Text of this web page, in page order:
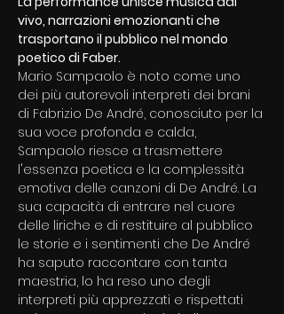
vivo, narrazioni emozionanti che
trasportano il pubblico nel mondo
poetico di Faber.
Mario Sampaolo è noto come uno
dei più autorevoli interpreti dei brani
di Fabrizio De André, conosciuto per la
sua voce profonda e calda,
Sampaolo riesce a trasmettere
l'essenza poetica e la complessità
emotiva delle canzoni di De André. La
sua capacità di entrare nel cuore
delle liriche e di restituire al pubblico
le storie e i sentimenti che De André
ha saputo raccontare con tanta
maestria, lo ha reso uno degli
interpreti più apprezzati e rispettati